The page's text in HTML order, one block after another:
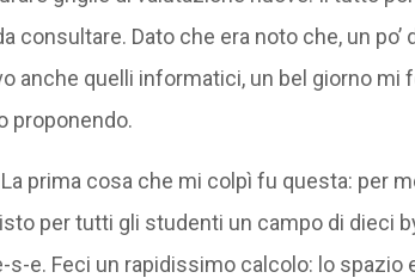
consultare. Dato che era noto che, un
anche quelli informatici, un bel giorno mi
proponendo.
prima cosa che mi colpì fu questa: per
per tutti gli studenti un campo di dieci
s-e. Feci un rapidissimo calcolo: lo spazio